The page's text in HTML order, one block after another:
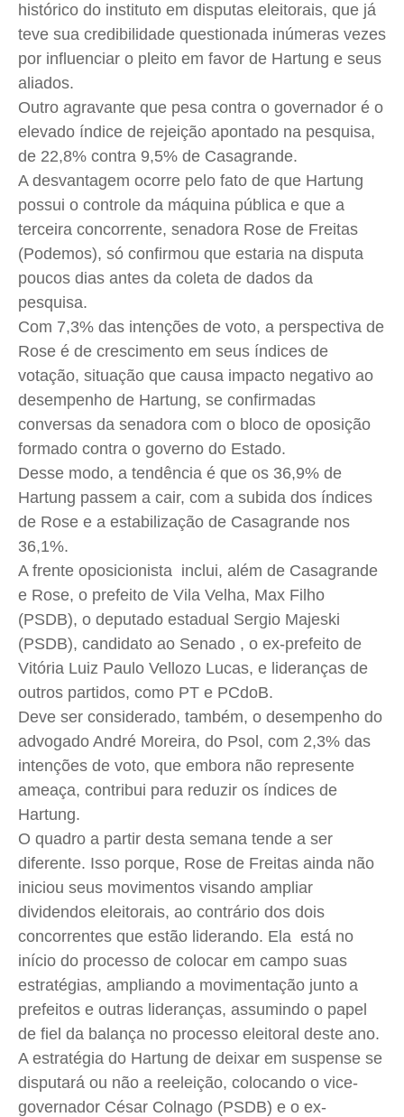
Wanda Sily
Publicidade Legal
Anuncie
Quem Somos
Expediente
Anuncie
Termos de Uso
Privacidade
Wanda Sily
Publicidade Legal
Anuncie
Quem Somos
Expediente
Anuncie
Termos de Uso
Privacidade
Wanda Sily
Publicidade Legal
Anuncie
Quem Somos
Expediente
Anuncie
Termos de Uso
Privacidade
Wanda Sily
Publicidade Legal
Anuncie
Quem Somos
Expediente
Anuncie
Termos de Uso
Privacidade
histórico do instituto em disputas eleitorais, que já
teve sua credibilidade questionada inúmeras vezes
por influenciar o pleito em favor de Hartung e seus
aliados.
Outro agravante que pesa contra o governador é o
elevado índice de rejeição apontado na pesquisa,
de 22,8% contra 9,5% de Casagrande.
A desvantagem ocorre pelo fato de que Hartung
possui o controle da máquina pública e que a
terceira concorrente, senadora Rose de Freitas
(Podemos), só confirmou que estaria na disputa
poucos dias antes da coleta de dados da
pesquisa.
Com 7,3% das intenções de voto, a perspectiva de
Rose é de crescimento em seus índices de
votação, situação que causa impacto negativo ao
desempenho de Hartung, se confirmadas
conversas da senadora com o bloco de oposição
formado contra o governo do Estado.
Desse modo, a tendência é que os 36,9% de
Hartung passem a cair, com a subida dos índices
de Rose e a estabilização de Casagrande nos
36,1%.
A frente oposicionista inclui, além de Casagrande
e Rose, o prefeito de Vila Velha, Max Filho
(PSDB), o deputado estadual Sergio Majeski
(PSDB), candidato ao Senado , o ex-prefeito de
Vitória Luiz Paulo Vellozo Lucas, e lideranças de
outros partidos, como PT e PCdoB.
Deve ser considerado, também, o desempenho do
advogado André Moreira, do Psol, com 2,3% das
intenções de voto, que embora não represente
ameaça, contribui para reduzir os índices de
Hartung.
O quadro a partir desta semana tende a ser
diferente. Isso porque, Rose de Freitas ainda não
iniciou seus movimentos visando ampliar
dividendos eleitorais, ao contrário dos dois
concorrentes que estão liderando. Ela está no
início do processo de colocar em campo suas
estratégias, ampliando a movimentação junto a
prefeitos e outras lideranças, assumindo o papel
de fiel da balança no processo eleitoral deste ano.
A estratégia do Hartung de deixar em suspense se
disputará ou não a reeleição, colocando o vice-
governador César Colnago (PSDB) e o ex-